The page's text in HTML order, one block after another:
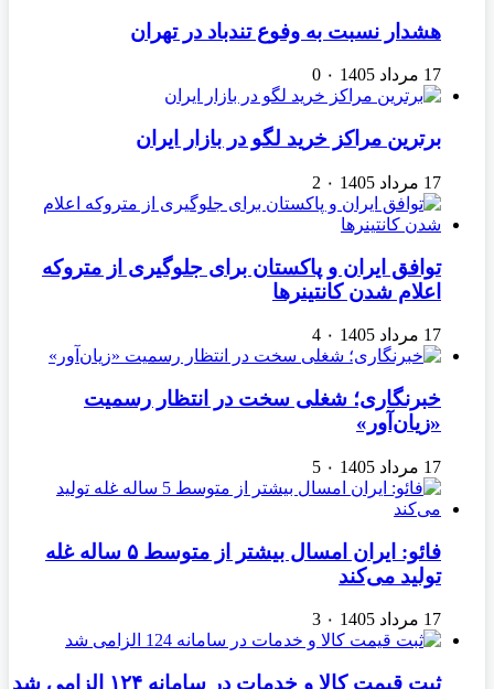
هشدار نسبت به وفوع تندباد در تهران
17 مرداد 1405 ۰ 0
برترین مراکز خرید لگو در بازار ایران
17 مرداد 1405 ۰ 2
توافق ایران و پاکستان برای جلوگیری از متروکه
اعلام شدن کانتینرها
17 مرداد 1405 ۰ 4
خبرنگاری؛ شغلی سخت در انتظار رسمیت
«زیان‌آور»
17 مرداد 1405 ۰ 5
فائو: ایران امسال بیشتر از متوسط ۵ ساله غله
تولید می‌کند
17 مرداد 1405 ۰ 3
ثبت قیمت کالا و خدمات در سامانه ۱۲۴ الزامی شد